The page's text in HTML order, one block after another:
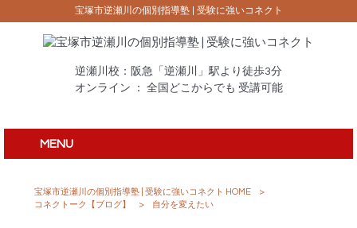
宝塚市逆瀬川の個別指導塾 | 受験に強いコネクト
逆瀬川校：阪急「逆瀬川」駅より徒歩3分
オンライン ： 全国どこからでも 受講可能
MENU
宝塚市逆瀬川の個別指導塾 | 受験に強いコネクト HOME
>
コネクトーク【ブログ】
> 自分を変えたい